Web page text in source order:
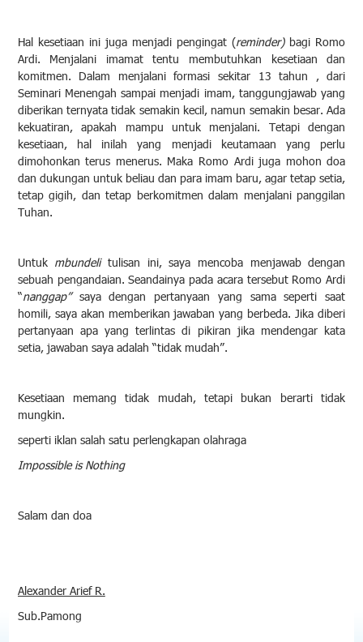
Hal kesetiaan ini juga menjadi pengingat (reminder)bagi Romo
Ardi. Menjalani imamat tentu membutuhkan kesetiaan dan
komitmen. Dalam menjalani formasi sekitar 13 tahun , dari
Seminari Menengah sampai menjadi imam, tanggungjawab yang
diberikan ternyata tidak semakin kecil, namun semakin besar. Ada
kekuatiran, apakah mampu untuk menjalani. Tetapi dengan
kesetiaan, hal inilah yang menjadi keutamaan yang perlu
dimohonkan terus menerus. Maka Romo Ardi juga mohon doa
dan dukungan untuk beliau dan para imam baru, agar tetap setia,
tetap gigih, dan tetap berkomitmen dalam menjalani panggilan
Tuhan.
Untuk mbundelitulisan ini, saya mencoba menjawab dengan
sebuah pengandaian. Seandainya pada acara tersebut Romo Ardi
“nanggap”saya dengan pertanyaan yang sama seperti saat
homili, saya akan memberikan jawaban yang berbeda. Jika diberi
pertanyaan apa yang terlintas di pikiran jika mendengar kata
setia, jawaban saya adalah “tidak mudah”.
Kesetiaan memang tidak mudah, tetapi bukan berarti tidak
mungkin.
seperti iklan salah satu perlengkapan olahraga
Impossible is Nothing
Salam dan doa
Alexander Arief R.
Sub.Pamong